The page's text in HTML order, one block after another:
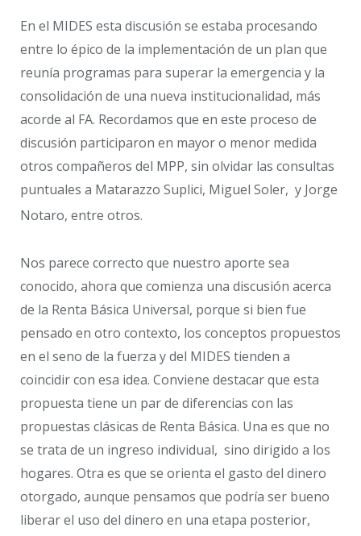
En el MIDES esta discusión se estaba procesando
entre lo épico de la implementación de un plan que
reunía programas para superar la emergencia y la
consolidación de una nueva institucionalidad, más
acorde al FA. Recordamos que en este proceso de
discusión participaron en mayor o menor medida
otros compañeros del MPP, sin olvidar las consultas
puntuales a Matarazzo Suplici, Miguel Soler, y Jorge
Notaro, entre otros.
Nos parece correcto que nuestro aporte sea
conocido, ahora que comienza una discusión acerca
de la Renta Básica Universal, porque si bien fue
pensado en otro contexto, los conceptos propuestos
en el seno de la fuerza y del MIDES tienden a
coincidir con esa idea. Conviene destacar que esta
propuesta tiene un par de diferencias con las
propuestas clásicas de Renta Básica. Una es que no
se trata de un ingreso individual, sino dirigido a los
hogares. Otra es que se orienta el gasto del dinero
otorgado, aunque pensamos que podría ser bueno
liberar el uso del dinero en una etapa posterior,